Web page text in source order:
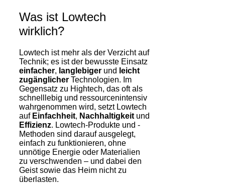
Was ist Lowtech
wirklich?
Lowtech ist mehr als der Verzicht auf
Technik; es ist der bewusste Einsatz
einfacher, langlebiger und leicht
zugänglicher Technologien. Im
Gegensatz zu Hightech, das oft als
schnelllebig und ressourcenintensiv
wahrgenommen wird, setzt Lowtech
auf Einfachheit, Nachhaltigkeit und
Effizienz. Lowtech-Produkte und -
Methoden sind darauf ausgelegt,
einfach zu funktionieren, ohne
unnötige Energie oder Materialien
zu verschwenden – und dabei den
Geist sowie das Heim nicht zu
überlasten.